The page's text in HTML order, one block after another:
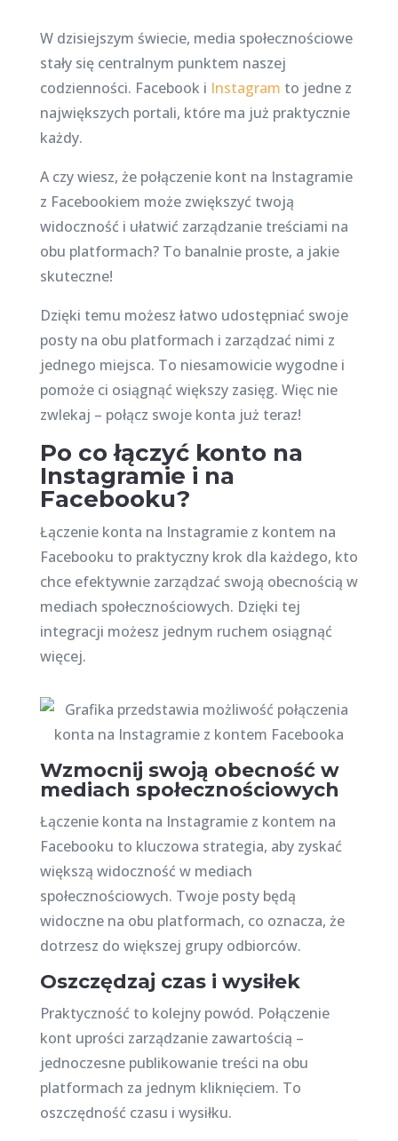
W dzisiejszym świecie, media społecznościowe
stały się centralnym punktem naszej
codzienności. Facebook i Instagram to jedne z
największych portali, które ma już praktycznie
każdy.
A czy wiesz, że połączenie kont na Instagramie
z Facebookiem może zwiększyć twoją
widoczność i ułatwić zarządzanie treściami na
obu platformach? To banalnie proste, a jakie
skuteczne!
Dzięki temu możesz łatwo udostępniać swoje
posty na obu platformach i zarządzać nimi z
jednego miejsca. To niesamowicie wygodne i
pomoże ci osiągnąć większy zasięg. Więc nie
zwlekaj – połącz swoje konta już teraz!
Po co łączyć konto na
Instagramie i na
Facebooku?
Łączenie konta na Instagramie z kontem na
Facebooku to praktyczny krok dla każdego, kto
chce efektywnie zarządzać swoją obecnością w
mediach społecznościowych. Dzięki tej
integracji możesz jednym ruchem osiągnąć
więcej.
Wzmocnij swoją obecność w
mediach społecznościowych
Łączenie konta na Instagramie z kontem na
Facebooku to kluczowa strategia, aby zyskać
większą widoczność w mediach
społecznościowych. Twoje posty będą
widoczne na obu platformach, co oznacza, że
dotrzesz do większej grupy odbiorców.
Oszczędzaj czas i wysiłek
Praktyczność to kolejny powód. Połączenie
kont uprości zarządzanie zawartością –
jednoczesne publikowanie treści na obu
platformach za jednym kliknięciem. To
oszczędność czasu i wysiłku.